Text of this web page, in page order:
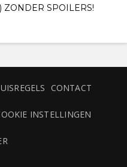
ZONDER SPOILERS!
CONTACT
INSTELLINGEN